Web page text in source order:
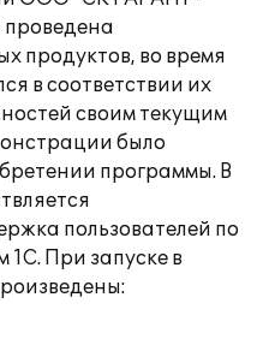
продуктов, во время
в соответствии их
своим текущим
было
программы. В
пользователей по
При запуске в